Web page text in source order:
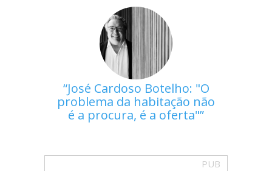
José Cardoso Botelho: "O
problema da habitação não
é a procura, é a oferta"
PUB